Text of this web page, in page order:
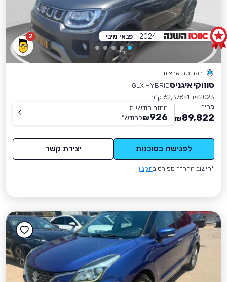
2
בפריסה ארצית
סוזוקי איגניסGLX HYBRID
2023 יד 1
62,378 ק״מ
מחיר
89,822
₪
החזר חודשי מ-
926
₪לחודש*
לפגישה בסוכנות יצירת קשר
*חישוב ההחזר מפורט בתקנון
2024 פנאי מיני